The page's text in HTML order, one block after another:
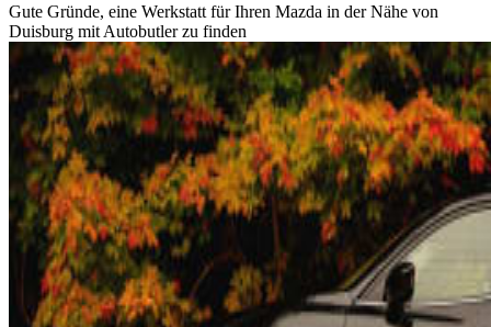
Gute Gründe, eine Werkstatt für Ihren Mazda in der Nähe von
Duisburg mit Autobutler zu finden